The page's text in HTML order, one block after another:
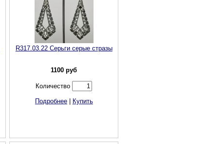
R317.03.22 Серьги серые стразы
1100 руб
Количество
Подробнее| Купить